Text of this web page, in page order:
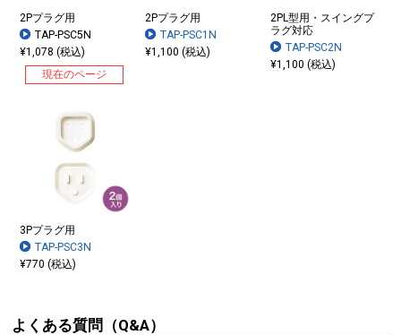
2Pプラグ用
TAP-PSC5N
¥1,078 (税込)
現在のページ
2Pプラグ用
TAP-PSC1N
¥1,100 (税込)
2PL型用・スイングプ
ラグ対応
TAP-PSC2N
¥1,100 (税込)
3Pプラグ用
TAP-PSC3N
¥770 (税込)
よくある質問（Q&A）